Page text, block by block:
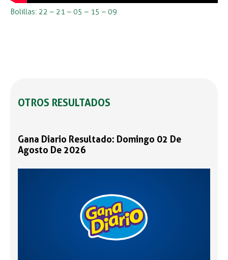
Bolillas: 22 – 21 – 05 – 15 – 09
OTROS RESULTADOS
Gana Diario Resultado: Domingo 02 De
Agosto De 2026